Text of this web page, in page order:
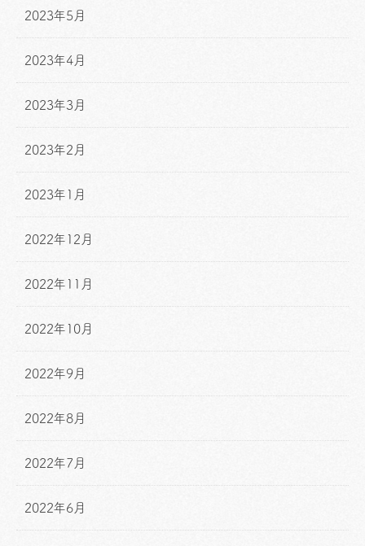
2023年5月
2023年4月
2023年3月
2023年2月
2023年1月
2022年12月
2022年11月
2022年10月
2022年9月
2022年8月
2022年7月
2022年6月